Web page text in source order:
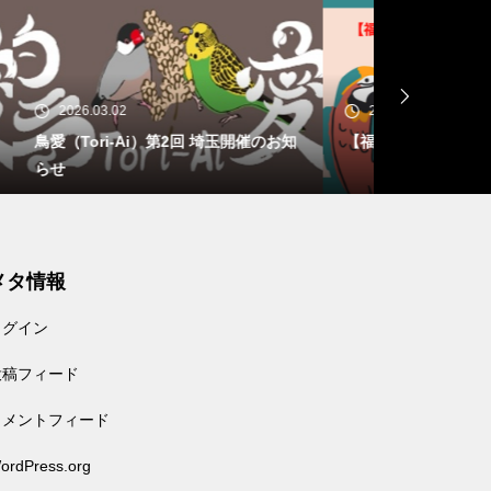
お知
2026.02.17
【福岡】鳥爺寺子屋開催のお知らせ
タ情報
イン
フィード
ントフィード